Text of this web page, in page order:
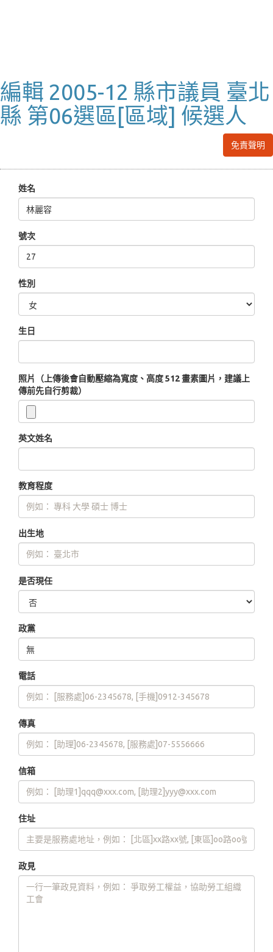
編輯 2005-12 縣市議員 臺北
縣 第06選區[區域] 候選人
免責聲明
姓名
號次
性別
生日
照片（上傳後會自動壓縮為寬度、高度 512 畫素圖片，建議上
傳前先自行剪裁）
英文姓名
教育程度
出生地
是否現任
政黨
電話
傳真
信箱
住址
政見